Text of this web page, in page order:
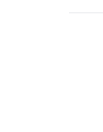
식파트